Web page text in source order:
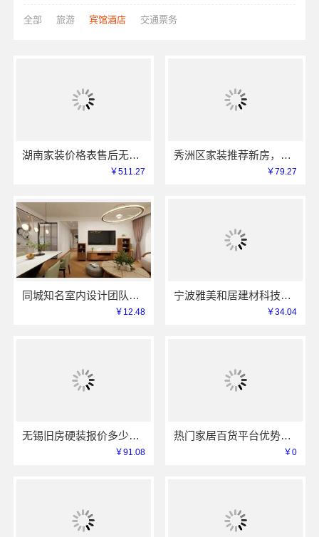
全部 旅游 宾馆酒店 交通票务
湖南家装价格表售后无忧，湖南创益讯建筑有限公司
￥511.27
秀洲区家装推荐新房，嘉兴锦居装饰材料有限公司
￥79.27
同城知名室内设计团队高端，嘉兴绿色之家建材科技有限公司
￥12.48
宁波雅美和居建材科技有限公司：镇海家装设计合作联系方式
￥34.04
无锡旧房硬装报价多少？无锡亿莱居装饰工程材料有限公司为您提供标准化施工服务
￥91.08
热门家居百货平台优势，湖北省惠物电子商务有限公司
￥0